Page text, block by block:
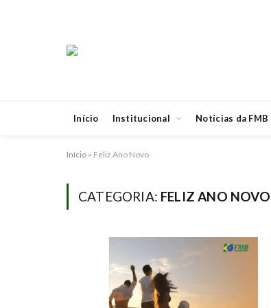
Início Institucional Notícias da FMB
Início » Feliz Ano Novo
CATEGORIA: FELIZ ANO NOVO